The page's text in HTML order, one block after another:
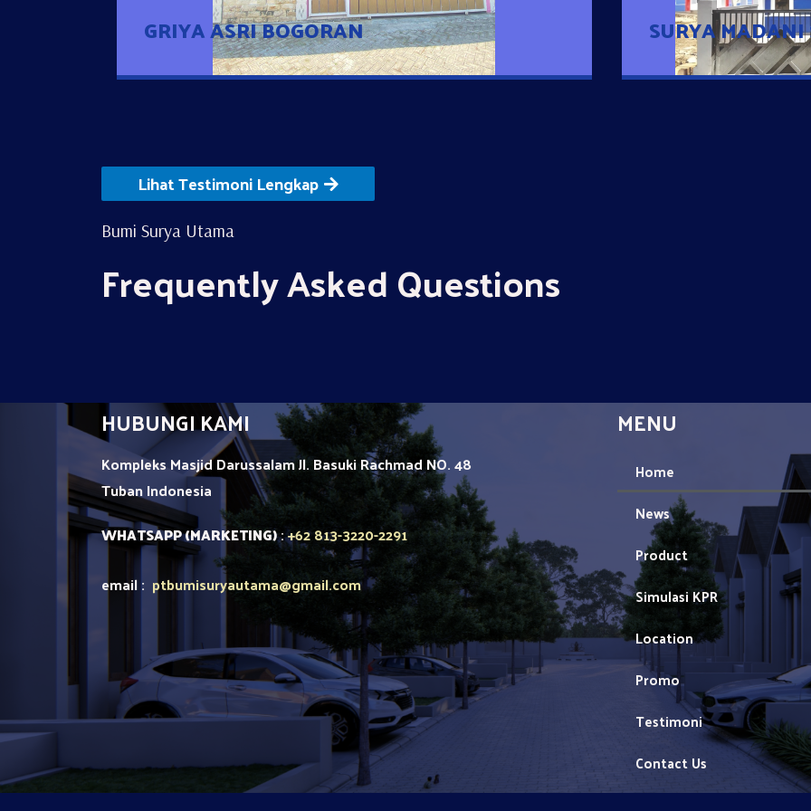
GRIYA ASRI BOGORAN SURYA
Lihat Testimoni Lengkap
Bumi Surya Utama
Frequently Asked Questions
HUBUNGI KAMI
Kompleks Masjid Darussalam Jl. Basuki Rachmad NO. 48
TubanIndonesia
WHATSAPP (MARKETING):+62 813-3220-2291
email : ptbumisuryautama@gmail.com
MENU
Home
News
Product
Simulasi KPR
Location
Promo
Testimoni
Contact Us